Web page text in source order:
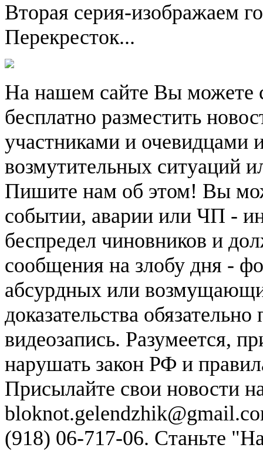
Вторая серия-изображаем
Перекресток...
На нашем сайте Вы можете
бесплатно разместить
участниками и очевидцами
возмутительных ситуаций
Пишите нам об этом! Вы
событии, аварии или ЧП -
беспредел чиновников и
сообщения на злобу дня -
абсурдных или
доказательства
видеозапись. Разумеется,
нарушать закон РФ и
Присылайте свои новости
(918) 06-717-06. Станьте